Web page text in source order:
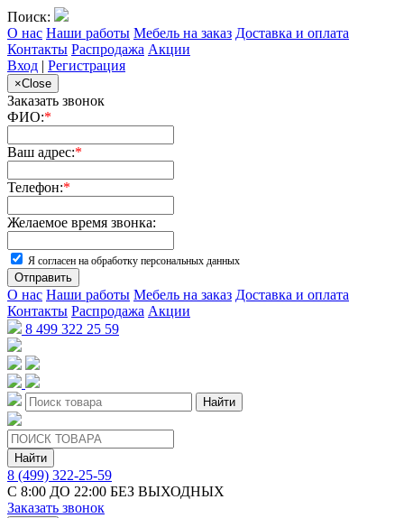
Поиск:
О нас Наши работы Мебель на заказ Доставка и оплата
Контакты Распродажа Акции
Вход | Регистрация
×Close
Заказать звонок
ФИО:*
Ваш адрес:*
Телефон:*
Желаемое время звонка:
Я согласен на обработку персональных данных
Отправить
О нас Наши работы Мебель на заказ Доставка и оплата
Контакты Распродажа Акции
8 499 322 25 59
Найти
Найти
8 (499) 322-25-59
С 8:00 ДО 22:00 БЕЗ ВЫХОДНЫХ
Заказать звонок